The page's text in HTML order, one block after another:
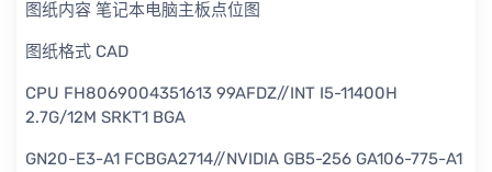
图纸内容 笔记本电脑主板点位图
图纸格式 CAD
CPU FH8069004351613 99AFDZ//INT I5-11400H
2.7G/12M SRKT1 BGA
GN20-E3-A1 FCBGA2714//NVIDIA GB5-256 GA106-775-A1